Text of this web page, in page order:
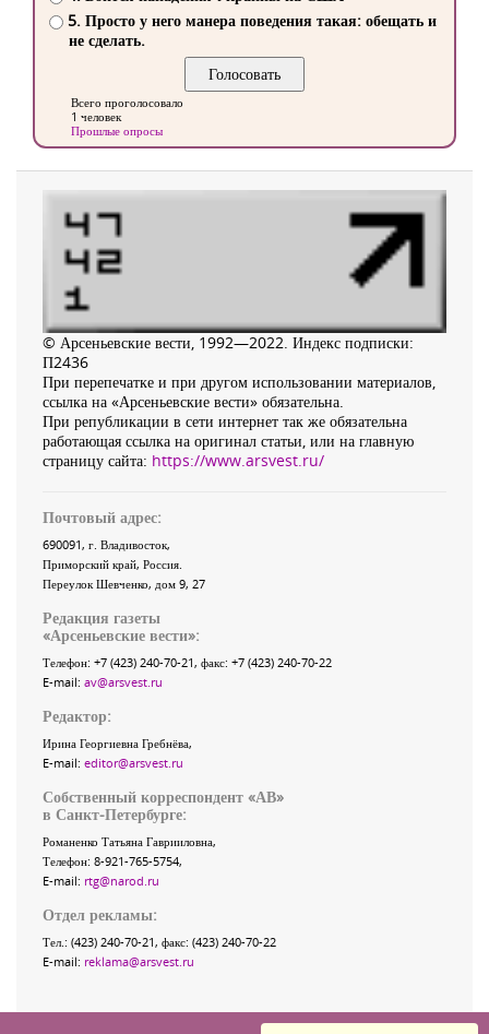
5. Просто у него манера поведения такая: обещать и
не сделать.
Всего проголосовало
1 человек
Прошлые опросы
© Арсеньевские вести, 1992—2022. Индекс подписки:
П2436
При перепечатке и при другом использовании материалов,
ссылка на «Арсеньевские вести» обязательна.
При републикации в сети интернет так же обязательна
работающая ссылка на оригинал статьи, или на главную
страницу сайта: https://www.arsvest.ru/
Почтовый адрес:
690091, г. Владивосток,
Приморский край, Россия
Переулок Шевченко, дом 9, 27
Редакция газеты
«Арсеньевские вести»:
Телефон: +7 (423) 240-70-21, факс: +7 (423) 240-70-22
E-mail: av@arsvest.ru
Редактор:
Ирина Георгиевна Гребнёва,
E-mail: editor@arsvest.ru
Собственный корреспондент «АВ»
в Санкт-Петербурге:
Романенко Татьяна Гаврииловна,
Телефон: 8-921-765-5754,
E-mail: rtg@narod.ru
Отдел рекламы:
Тел.: (423) 240-70-21, факс: (423) 240-70-22
E-mail: reklama@arsvest.ru